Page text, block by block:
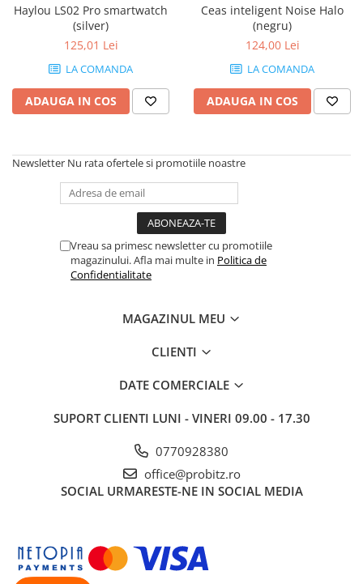
Servere
Hard Disk-uri SERVER
Accesorii server
Cabinete metalice
Carcase server
Procesoare server
Sisteme server
Stabilizatoare de tensiune
Periferice
Periferice PC
Statii GRAFICE NOI
Statii GRAFICE Refurbished
Imprimante&Consumabile
Cartuse cerneala
Drum
Haylou LS02 Pro smartwatch
(silver)
125,01 Lei
LA COMANDA
ADAUGA IN COS
Ceas inteligent Noise Halo
(negru)
124,00 Lei
LA COMANDA
ADAUGA IN COS
Newsletter Nu rata ofertele si promotiile noastre
Vreau sa primesc newsletter cu promotiile
magazinului. Afla mai multe in Politica de
Confidentialitate
MAGAZINUL MEU
CLIENTI
DATE COMERCIALE
SUPORT CLIENTI LUNI - VINERI 09.00 - 17.30
0770928380
office@probitz.ro
SOCIAL URMARESTE-NE IN SOCIAL MEDIA